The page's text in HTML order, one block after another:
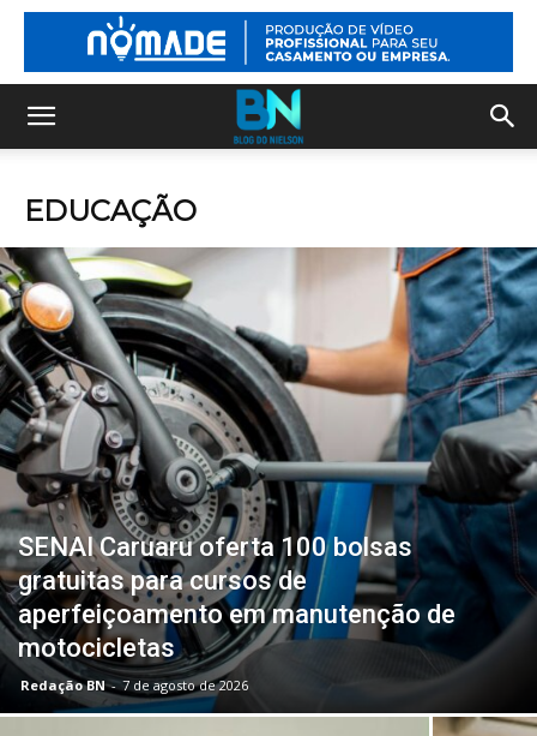
EDUCAÇÃO
SENAI Caruaru oferta 100 bolsas
gratuitas para cursos de
aperfeiçoamento em manutenção de
motocicletas
Redação BN - 7 de agosto de 2026